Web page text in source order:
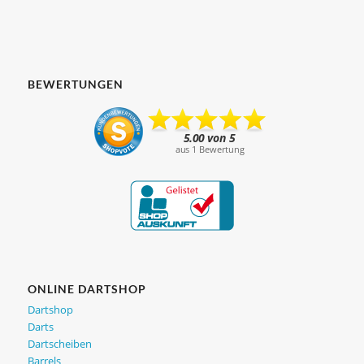
BEWERTUNGEN
ONLINE DARTSHOP
Dartshop
Darts
Dartscheiben
Barrels